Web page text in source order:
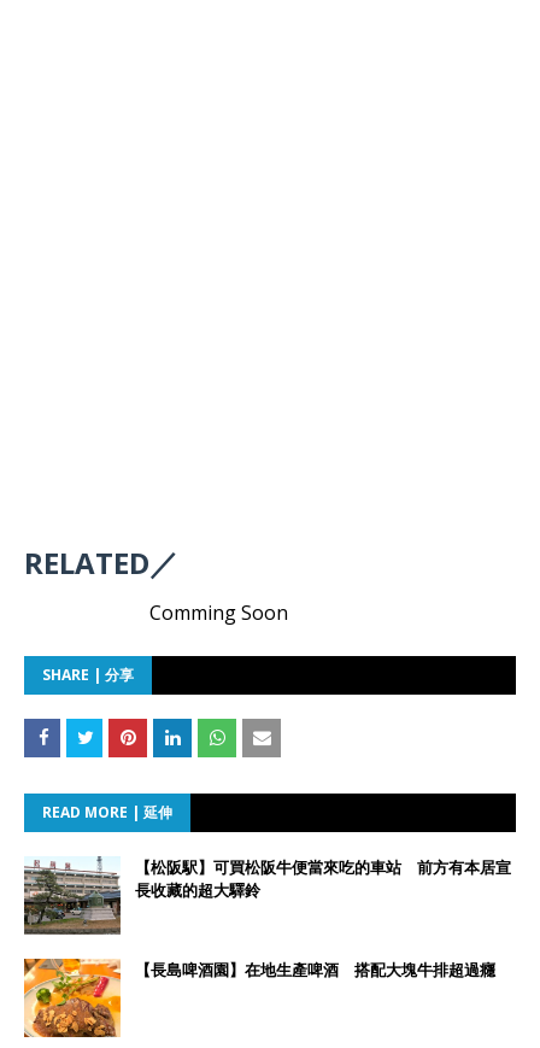
RELATED／
Comming Soon
SHARE | 分享
READ MORE | 延伸
【松阪駅】可買松阪牛便當來吃的車站 前方有本居宣
長收藏的超大驛鈴
【長島啤酒園】在地生產啤酒 搭配大塊牛排超過癮